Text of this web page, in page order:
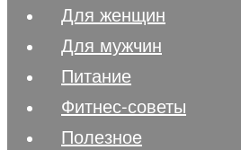
Для женщин
Для мужчин
Питание
Фитнес-советы
Полезноe